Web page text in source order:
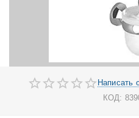
Написать
КОД: